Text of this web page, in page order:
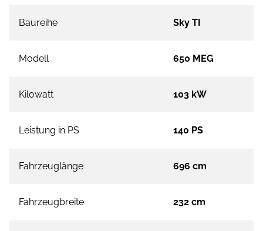
Baureihe Sky TI
Modell 650 MEG
Kilowatt 103 kW
Leistung in PS 140 PS
Fahrzeuglänge 696 cm
Fahrzeugbreite 232 cm